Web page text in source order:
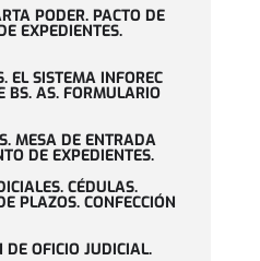
PODER. PACTO DE
EXPEDIENTES.
EL SISTEMA INFOREC
BS. AS. FORMULARIO
MESA DE ENTRADA
DE EXPEDIENTES.
CÉDULAS.
PLAZOS. CONFECCIÓN
DE OFICIO JUDICIAL.